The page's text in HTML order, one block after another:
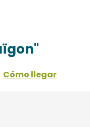
Cómo llegar